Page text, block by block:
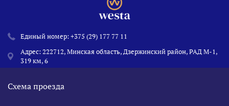
Единый номер:+375 (29) 177 77 11
Адрес: 222712, Минская область, Дзержинский район, РАД М-1,
319 км, 6
Схема проезда